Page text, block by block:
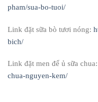
pham/sua-bo-tuoi/
Link đặt sữa bò tươi nóng:
bich/
Link đặt men để ủ sữa chua:
chua-nguyen-kem/